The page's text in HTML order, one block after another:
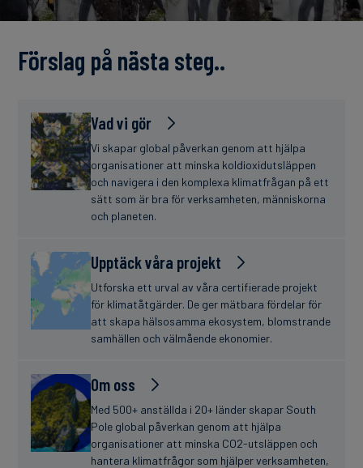
finanser
Förslag på nästa steg..
Vad vi gör
Vi skapar global påverkan genom att hjälpa
organisationer att minska koldioxidutsläppen
och navigera i den komplexa klimatfrågan på ett
sätt som är bra för verksamheten, människorna
och planeten.
Upptäck våra projekt
Utforska ett urval av våra certifierade projekt
för klimatåtgärder. De ger mätbara fördelar för
att skapa hälsosamma ekosystem, blomstrande
samhällen och välmående ekonomier.
Om oss
Med 500+ anställda i 20+ länder skapar South
Pole global påverkan genom att hjälpa
organisationer att minska CO2-utsläppen och
hantera klimatfrågor som hjälper verksamheten,